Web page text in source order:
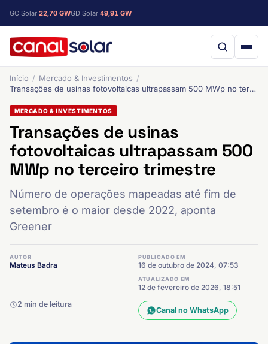
GC Solar 22,70 GWGD Solar 49,91 GW
Início
Mercado & Investimentos
Transações de usinas fotovoltaicas ultrapassam 500 MWp no terceiro trimestre
MERCADO & INVESTIMENTOS
Transações de usinas
fotovoltaicas ultrapassam 500
MWp no terceiro trimestre
Número de operações mapeadas até fim de
setembro é o maior desde 2022, aponta
Greener
AUTOR
Mateus Badra
PUBLICADO EM
16 de outubro de 2024, 07:53
ATUALIZADO EM
12 de fevereiro de 2026, 18:51
2 min de leitura
Canal no WhatsApp